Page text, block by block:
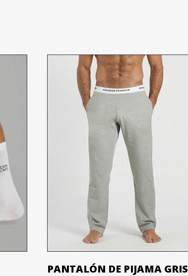
PANTALÓN DE PIJAMA GRIS